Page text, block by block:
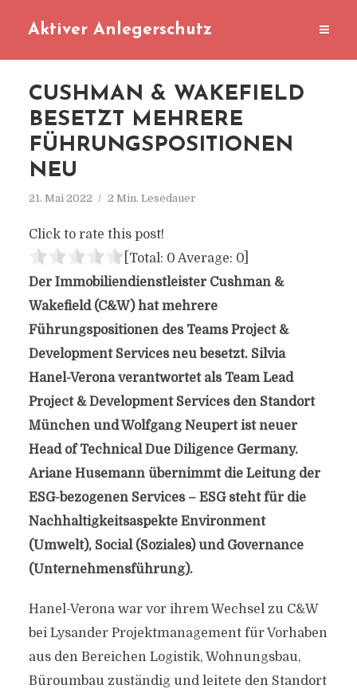
Aktiver Anlegerschutz
CUSHMAN & WAKEFIELD
BESETZT MEHRERE
FÜHRUNGSPOSITIONEN
NEU
21. Mai 2022 2 Min. Lesedauer
Click to rate this post!
[Total: 0 Average: 0]
Der Immobiliendienstleister Cushman &
Wakefield (C&W) hat mehrere
Führungspositionen des Teams Project &
Development Services neu besetzt. Silvia
Hanel-Verona verantwortet als Team Lead
Project & Development Services den Standort
München und Wolfgang Neupert ist neuer
Head of Technical Due Diligence Germany.
Ariane Husemann übernimmt die Leitung der
ESG-bezogenen Services – ESG steht für die
Nachhaltigkeitsaspekte Environment
(Umwelt), Social (Soziales) und Governance
(Unternehmensführung).
Hanel-Verona war vor ihrem Wechsel zu C&W
bei Lysander Projektmanagement für Vorhaben
aus den Bereichen Logistik, Wohnungsbau,
Büroumbau zuständig und leitete den Standort